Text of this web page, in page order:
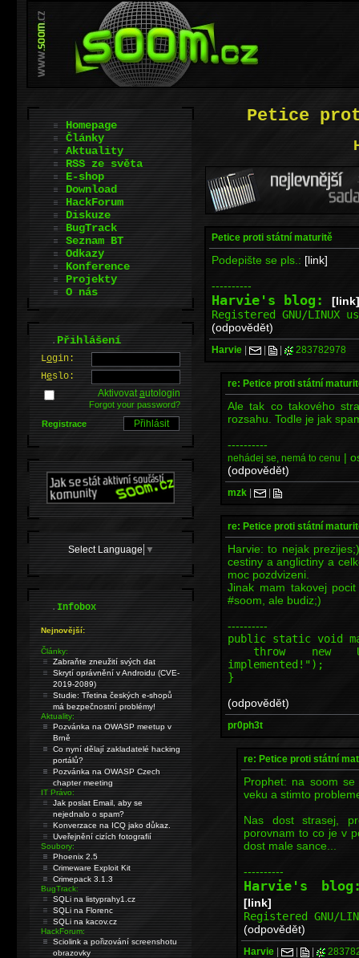
Petice
Petice proti státní maturitě
Podepište se pls.: [link]
----------
Harvie's blog:
[link]
Registered GNU/LINUX
(odpovědět)
Harvie | | | 283782978
re: Petice proti státní
Ale tak co takového
rozsahu. Todle je jak
----------
nehádej se, nemá to cenu |
(odpovědět)
mzk | |
re: Petice proti státní
Harvie: to nejak
cestiny a anglictiny a
moc pozdvizeni.
Jinak mam takovej
#soom, ale budiz;)
----------
public static void
throw new
implemented!");
}
(odpovědět)
pr0ph3t
re: Petice proti státní
Prophet: na soom
veku a stimto
Nas dost strasej,
porovnam to co je v
dost male sance...
----------
Harvie's
[link]
Registered GNU/
(odpovědět)
Harvie | | |
Homepage
Články
Aktuality
RSS ze světa
E-shop
Download
HackForum
Diskuze
BugTrack
Seznam BT
Odkazy
Konference
Projekty
O nás
.Přihlášení
Login:
Heslo:
Aktivovatautologin
Forgot your password?
Registrace
Select Language ▼
.Infobox
Nejnovější:
Články:
Zabraňte zneužití svých dat
Skrytí oprávnění v Androidu (CVE-
2019-2089)
Studie: Třetina českých e-shopů
má bezpečnostní problémy!
Aktuality:
Pozvánka na OWASP meetup v
Brně
Co nyní dělají zakladatelé hacking
portálů?
Pozvánka na OWASP Czech
chapter meeting
IT Právo:
Jak poslat Email, aby se
nejednalo o spam?
Konverzace na ICQ jako důkaz.
Uveřejnění cizích fotografií
Soubory:
Phoenix 2.5
Crimeware Exploit Kit
Crimepack 3.1.3
BugTrack:
SQLi na listyprahy1.cz
SQLi na Florenc
SQLi na kacov.cz
HackForum:
Sciolink a pořizování screenshotu
obrazovky